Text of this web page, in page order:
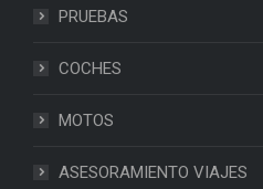
PRUEBAS
COCHES
MOTOS
ASESORAMIENTO VIAJES